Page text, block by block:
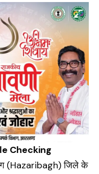
Checking
(Hazaribagh) जिले के